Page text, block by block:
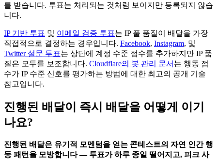
를 받습니다. 투표는 처리되는 것처럼 보이지만 등록되지 않습
니다.
IP 기반 투표 및 이메일 검증 투표는 IP 풀 품질이 배달을 가장
직접적으로 결정하는 경우입니다. Facebook, Instagram, 및
Twitter 설문 투표는 상단에 계정 수준 점수를 추가하지만 IP 품
질은 모두를 보조합니다. Cloudflare의 봇 관리 문서 는 행동 점
수가 IP 수준 신호를 평가하는 방법에 대한 최고의 공개 기술
참고입니다.
진행된 배달이 즉시 배달을 어떻게 이기
나요?
진행된 배달은 유기적 모멘텀을 얻는 콘테스트의 자연 인간 행
동 패턴을 모방합니다 — 투표가 하루 종일 떨어지고, 피크 사